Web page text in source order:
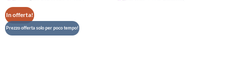
In offerta!
Prezzo offerta solo per poco tempo!